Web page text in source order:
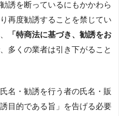
誘を断っているにもかかわら
再度勧誘することを禁じてい
「特商法に基づき、勧誘をお
多くの業者は引き下がること
名・勧誘を行う者の氏名・販
目的である旨」を告げる必要